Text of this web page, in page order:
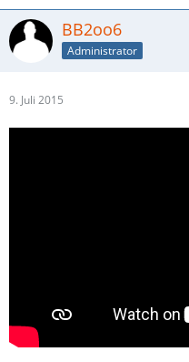
BB2oo6
Administrator
9. Juli 2015